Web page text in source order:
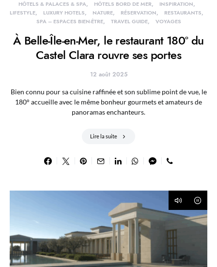
HÔTELS & PALACES & SPA
HÔTELS BORD DE MER
INSPIRATION
LIFESTYLE
LUXURY HOTELS NATURE RÉSERVATION
RESTAURANTS
SPA – ESPACES BIEN-ÊTRE
TRAVEL GUIDE VOYAGES
À Belle-Île-en-Mer, le restaurant 180° du
Castel Clara rouvre ses portes
12 août 2025
Bien connu pour sa cuisine raffinée et son sublime point de vue, le
180° accueille avec le même bonheur gourmets et amateurs de
panoramas enchanteurs.
Lire la suite